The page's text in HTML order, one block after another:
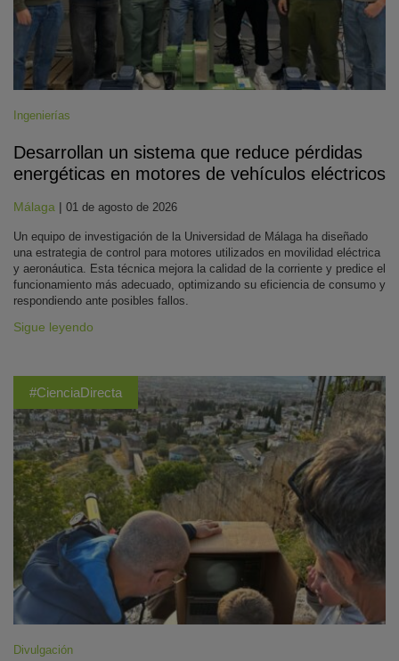
Ingenierías
Desarrollan un sistema que reduce pérdidas
energéticas en motores de vehículos eléctricos
Málaga | 01 de agosto de 2026
Un equipo de investigación de la Universidad de Málaga ha diseñado
una estrategia de control para motores utilizados en movilidad eléctrica
y aeronáutica. Esta técnica mejora la calidad de la corriente y predice el
funcionamiento más adecuado, optimizando su eficiencia de consumo y
respondiendo ante posibles fallos.
Sigue leyendo
#CienciaDirecta
Divulgación